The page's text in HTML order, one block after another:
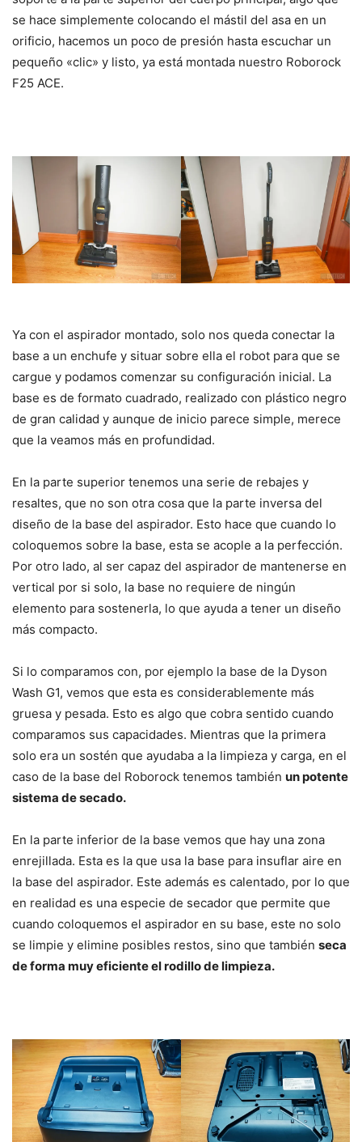
se hace simplemente colocando el mástil del asa en un
orificio, hacemos un poco de presión hasta escuchar un
pequeño «clic» y listo, ya está montada nuestro Roborock
F25 ACE.
Ya con el aspirador montado, solo nos queda conectar la
base a un enchufe y situar sobre ella el robot para que se
cargue y podamos comenzar su configuración inicial. La
base es de formato cuadrado, realizado con plástico negro
de gran calidad y aunque de inicio parece simple, merece
que la veamos más en profundidad.
En la parte superior tenemos una serie de rebajes y
resaltes, que no son otra cosa que la parte inversa del
diseño de la base del aspirador. Esto hace que cuando lo
coloquemos sobre la base, esta se acople a la perfección.
Por otro lado, al ser capaz del aspirador de mantenerse en
vertical por si solo, la base no requiere de ningún
elemento para sostenerla, lo que ayuda a tener un diseño
más compacto.
Si lo comparamos con, por ejemplo la base de la Dyson
Wash G1, vemos que esta es considerablemente más
gruesa y pesada. Esto es algo que cobra sentido cuando
comparamos sus capacidades. Mientras que la primera
solo era un sostén que ayudaba a la limpieza y carga, en el
caso de la base del Roborock tenemos también un potente
sistema de secado.
En la parte inferior de la base vemos que hay una zona
enrejillada. Esta es la que usa la base para insuflar aire en
la base del aspirador. Este además es calentado, por lo que
en realidad es una especie de secador que permite que
cuando coloquemos el aspirador en su base, este no solo
se limpie y elimine posibles restos, sino que también seca
de forma muy eficiente el rodillo de limpieza.